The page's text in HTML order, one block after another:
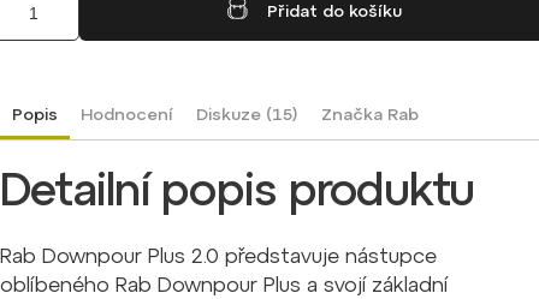
Přidat do košíku
Popis Hodnocení Diskuze (15) ZnačkaRab
Detailní popis produktu
Rab Downpour Plus 2.0 představuje nástupce
oblíbeného Rab Downpour Plus a svojí základní